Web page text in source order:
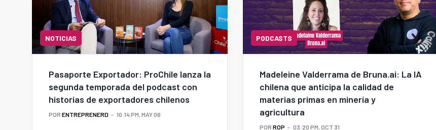
NOTICIAS
Pasaporte Exportador: ProChile lanza la
segunda temporada del podcast con
historias de exportadores chilenos
POR ENTREPRENERD 10:14 PM, MAY 06
PODCASTS
Madeleine Valderrama de Bruna.ai: La IA
chilena que anticipa la calidad de
materias primas en minería y
agricultura
POR ROP 03:20 PM, OCT 31